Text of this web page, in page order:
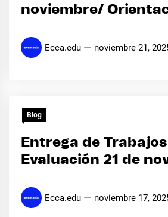
noviembre/
Ecca.edu noviembre 21,
Blog
Entrega de
Evaluación 21 de
Ecca.edu noviembre 17,